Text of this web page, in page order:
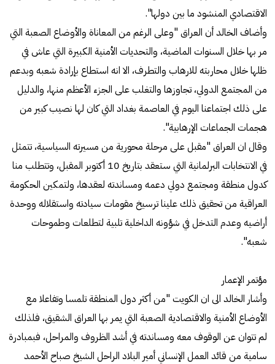
الاقتصادي المنشود ما بين دولها".
وأضاف الخالد أن العراق "وعلى الرغم من المعاناة والأوضاع الصعبة التي
مر بها خلال السنوات الماضية، والتحديات الأمنية الكبيرة التي عاش في
ظلها خلال محاربته للارهاب والتطرف، الا انه استطاع بإرادة شعبه وبدعم
من المجتمع الدولي، تجاوزها والتغلب على الجزء الأعظم منها، والدليل
على ذلك اجتماعنا اليوم في العاصمة بغداد التي كان لها نصيب كبير من
هجمات الجماعات الإرهابية".
وقال ان العراق "مقبل على مرحلة محورية من مسيرته السياسية، تتمثل
في الانتخابات البرلمانية التي ستعقد بتاريخ 10 أكتوبر المقبل، وتتطلب منا
كدول منطقة ومجتمع دولي دعمه ومساندته لعقدها، ولتمكين الحكومة
العراقية من تحقيق ذلك علينا ترسيخ مقومات سيادته واستقلاله ووحدة
أراضيه وعدم التدخل في شؤونه الداخلية تلبية لتطلعات وطموحات
شعبه".
مؤتمر الإعمار
وأشار الخالد الى ان الكويت "من أكثر دول المنطقة تلمسا وتفاعلا مع
الأوضاع الأمنية والاقتصادية الصعبة التي يمر بها العراق الشقيق، فلذلك
لم تتوان عن الوقوف معه ومساندته في أشد الظروف والمراحل، فبمبادرة
سامية من قائد العمل الإنساني أمير البلاد الراحل الشيخ صباح الأحمد